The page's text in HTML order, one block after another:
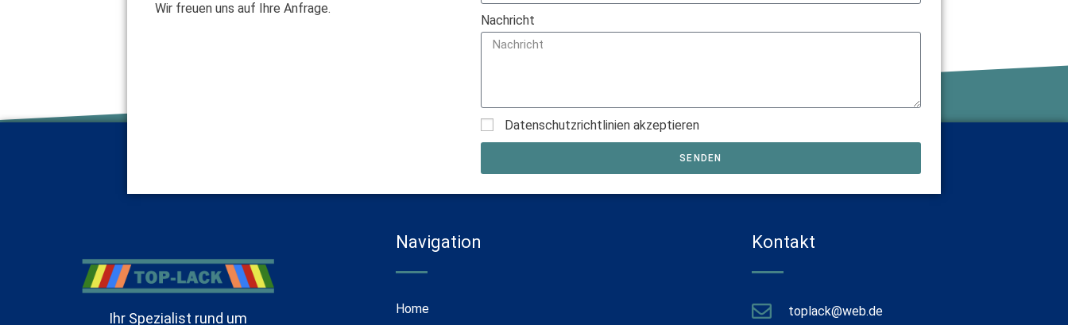
Wir freuen uns auf Ihre Anfrage.
Nachricht
Datenschutzrichtlinien akzeptieren
SENDEN
Ihr Spezialist rund um
Navigation
Home
Kontakt
toplack@web.de